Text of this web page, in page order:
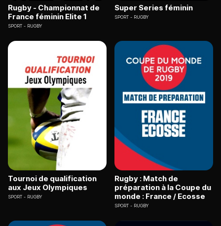
Rugby - Championnat de
France féminin Elite 1
SPORT RUGBY
Super Series féminin
SPORT RUGBY
Tournoi de qualification
aux Jeux Olympiques
SPORT RUGBY
Rugby : Match de
préparation à la Coupe du
monde : France / Ecosse
SPORT RUGBY